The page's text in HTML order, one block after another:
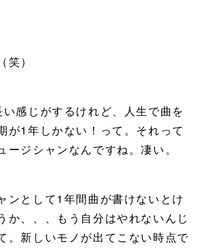
）
感じがするけれど、人生で曲を
が1年しかない！って。それって
ージシャンなんですね。凄い。
ンとして1年間曲が書けないとけ
か、、、もう自分はやれないんじ
。新しいモノが出てこない時点で